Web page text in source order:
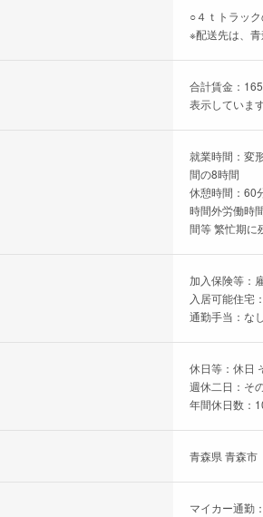
○４ｔトラッ
※配送先は、
合計賃金：
表示しています
就業時間：変
間の8時間
休憩時間：60
時間外労働時
間等 繁忙期に
加入保険等：
入居可能住宅
通勤手当：なし
休日等：休日
週休二日：そ
年間休日数：
青森県 青森市
マイカー通勤